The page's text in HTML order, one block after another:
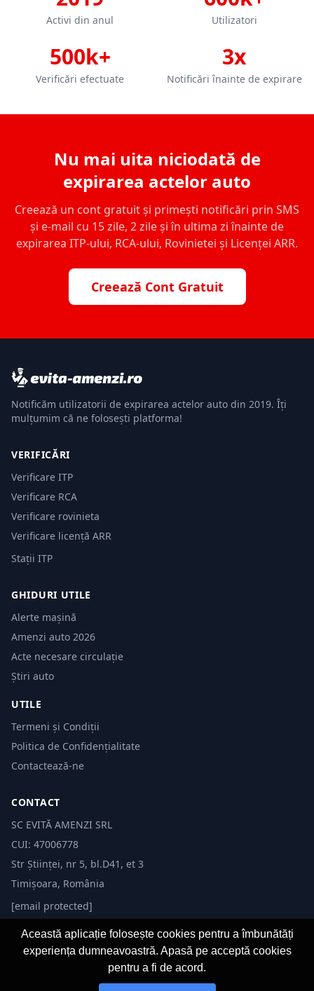
Activi din anul Utilizatori
500k+
Verificări efectuate
3x
Notificări înainte de expirare
Nu mai uita niciodată de
expirarea actelor auto
Creează un cont gratuit și primești notificări prin SMS
și e-mail cu 15 zile, 2 zile și în ultima zi înainte de
expirarea ITP-ului, RCA-ului, Rovinietei și Licenței ARR.
Creează Cont Gratuit
Notificăm utilizatorii de expirarea actelor auto din 2019. Îți
mulțumim că ne folosești platforma!
VERIFICĂRI
Verificare ITP
Verificare RCA
Verificare rovinieta
Verificare licență ARR
Stații ITP
GHIDURI UTILE
Alerte mașină
Amenzi auto 2026
Acte necesare circulație
Știri auto
UTILE
Termeni și Condiții
Politica de Confidențialitate
Contactează-ne
CONTACT
SC EVITĂ AMENZI SRL
CUI: 47006778
Str Științei, nr 5, bl.D41, et 3
Timișoara, România
[email protected]
© 2026 Evită Amenzi. Toate drepturile rezervate.
Această aplicație folosește cookies pentru a îmbunătăți
experiența dumneavoastră. Apasă pe acceptă cookies
pentru a fi de acord.